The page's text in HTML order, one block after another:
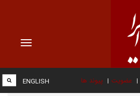
Toggle
عضویت پیوند ها ENGLISH